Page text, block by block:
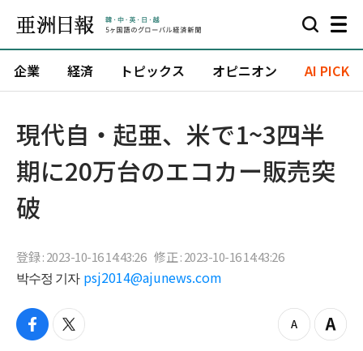
企業 経済 トピックス オピニオン AI PICK
​現代自・起亜、米で1~3四半
期に20万台のエコカー販売突
破
登録 : 2023-10-16 14:43:26 修正 : 2023-10-16 14:43:26
박수정 기자 psj2014@ajunews.com
f
t
z
Z